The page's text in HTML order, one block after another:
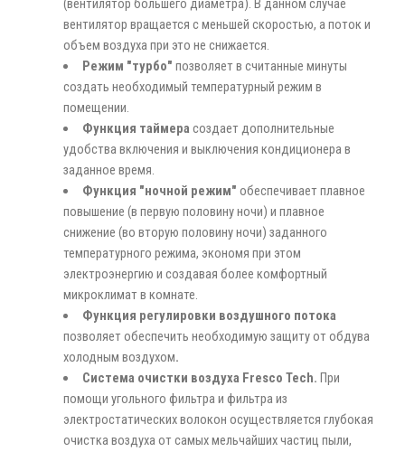
(вентилятор большего диаметра). В данном случае
вентилятор вращается с меньшей скоростью, а поток и
объем воздуха при это не снижается.
Режим "турбо" позволяет в считанные минуты
создать необходимый температурный режим в
помещении.
Функция таймера создает дополнительные
удобства включения и выключения кондиционера в
заданное время.
Функция "ночной режим" обеспечивает плавное
повышение (в первую половину ночи) и плавное
снижение (во вторую половину ночи) заданного
температурного режима, экономя при этом
электроэнергию и создавая более комфортный
микроклимат в комнате.
Функция регулировки воздушного потока
позволяет обеспечить необходимую защиту от обдува
холодным воздухом.
Система очистки воздуха Fresco Tech. При
помощи угольного фильтра и фильтра из
электростатических волокон осуществляется глубокая
очистка воздуха от самых мельчайших частиц пыли,